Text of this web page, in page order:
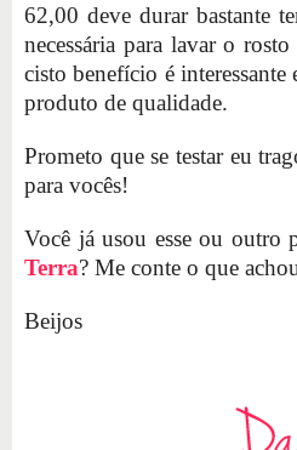
62,00 deve durar bastante
necessária para lavar o
cisto benefício é interessante
produto de qualidade.
Prometo que se testar eu
para vocês!
Você já usou esse ou outro
Terra? Me conte o que
Beijos